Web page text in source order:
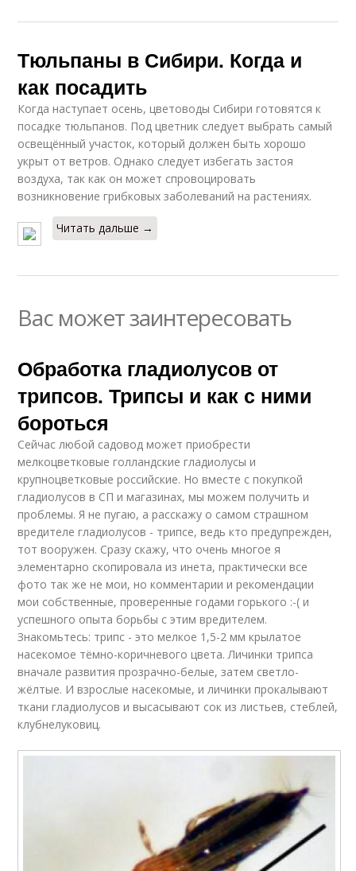
Тюльпаны в Сибири. Когда и
как посадить
Когда наступает осень, цветоводы Сибири готовятся к
посадке тюльпанов. Под цветник следует выбрать самый
освещённый участок, который должен быть хорошо
укрыт от ветров. Однако следует избегать застоя
воздуха, так как он может спровоцировать
возникновение грибковых заболеваний на растениях.
Читать дальше →
Вас может заинтересовать
Обработка гладиолусов от
трипсов. Трипсы и как с ними
бороться
Сейчас любой садовод может приобрести
мелкоцветковые голландские гладиолусы и
крупноцветковые российские. Но вместе с покупкой
гладиолусов в СП и магазинах, мы можем получить и
проблемы. Я не пугаю, а расскажу о самом страшном
вредителе гладиолусов - трипсе, ведь кто предупрежден,
тот вооружен. Сразу скажу, что очень многое я
элементарно скопировала из инета, практически все
фото так же не мои, но комментарии и рекомендации
мои собственные, проверенные годами горького :-( и
успешного опыта борьбы с этим вредителем.
Знакомьтесь: трипс - это мелкое 1,5-2 мм крылатое
насекомое тёмно-коричневого цвета. Личинки трипса
вначале развития прозрачно-белые, затем светло-
жёлтые. И взрослые насекомые, и личинки прокалывают
ткани гладиолусов и высасывают сок из листьев, стеблей,
клубнелуковиц.